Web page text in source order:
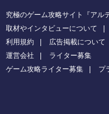
究極のゲーム攻略サイト『アル
取材やインタビューについて
利用規約
広告掲載について
運営会社
ライター募集
ゲーム攻略ライター募集
プ